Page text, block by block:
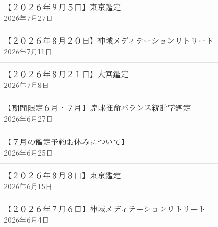
ダ
ー
【２０２６年９月５日】東京鑑定
2026年7月27日
【２０２６年８月２０日】神域メディテーションリトリート
2026年7月11日
【２０２６年８月２１日】大宮鑑定
2026年7月8日
【期間限定６月・７月】琉球推命バランス統計学鑑定
2026年6月27日
【７月の鑑定予約お休みについて】
2026年6月25日
【２０２６年８月８日】東京鑑定
2026年6月15日
【２０２６年７月６日】神域メディテーションリトリート
2026年6月4日